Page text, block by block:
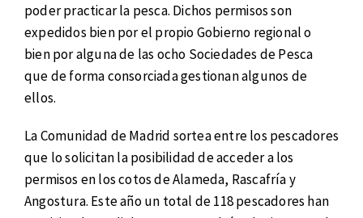
poder practicar la pesca. Dichos permisos son
expedidos bien por el propio Gobierno regional o
bien por alguna de las ocho Sociedades de Pesca
que de forma consorciada gestionan algunos de
ellos.
La Comunidad de Madrid sortea entre los pescadores
que lo solicitan la posibilidad de acceder a los
permisos en los cotos de Alameda, Rascafría y
Angostura. Este año un total de 118 pescadores han